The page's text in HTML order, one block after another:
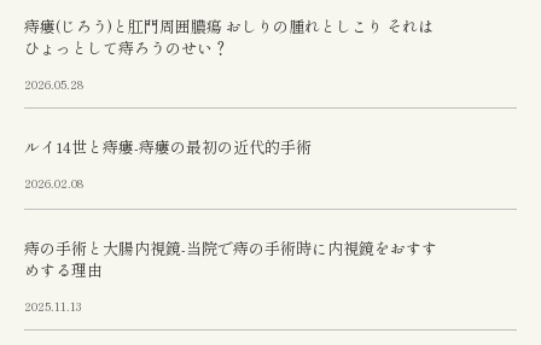
痔瘻(じろう)と肛門周囲膿瘍 おしりの腫れとしこり それは
ひょっとして痔ろうのせい？
2026.05.28
ルイ14世と痔瘻-痔瘻の最初の近代的手術
2026.02.08
痔の手術と大腸内視鏡-当院で痔の手術時に内視鏡をおすす
めする理由
2025.11.13